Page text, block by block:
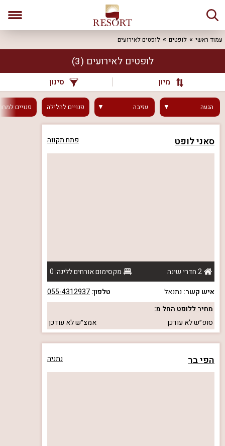
עמוד ראשי לופטים לופטים לאירועים
לופטים לאירועים (3)
מיון סינון
הגעה עזיבה פנוייםלהלילה פנויים
סאני לופט פתח תקווה
2 חדרי שינה
מקסימום אורחים ללינה: 0
איש קשר: נתנאל טלפון:055-4312937
מחיר ללופט החל מ:
סופ״שלא עודכן אמצ״שלא עודכן
הפי בר נתניה